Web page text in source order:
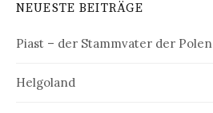
NEUESTE BEITRÄGE
Piast – der Stammvater der Polen
Helgoland